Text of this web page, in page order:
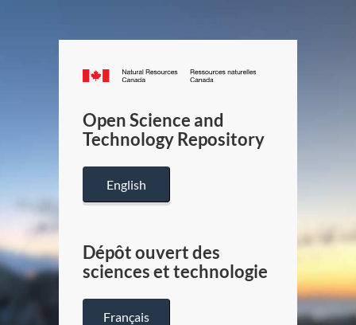
Canada.ca
/
Canada
Open Science and
Technology Repository
English
Dépôt ouvert des
sciences et technologie
Français